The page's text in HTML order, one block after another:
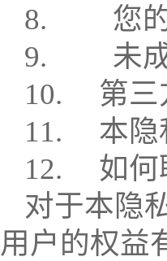
8. 您
9. 未
10. 第
11. 本隐
12. 如何
对于本隐
用户的权益